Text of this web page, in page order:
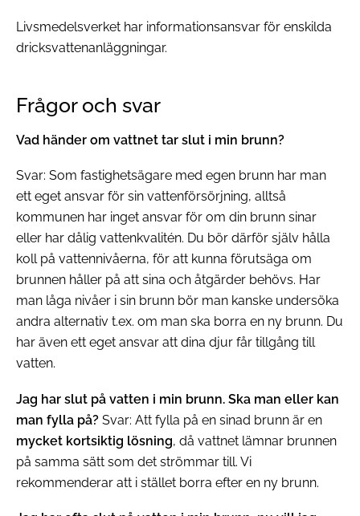
Livsmedelsverket har informationsansvar för enskilda
dricksvattenanläggningar.
Frågor och svar
Vad händer om vattnet tar slut i min brunn?
Svar: Som fastighetsägare med egen brunn har man
ett eget ansvar för sin vattenförsörjning, alltså
kommunen har inget ansvar för om din brunn sinar
eller har dålig vattenkvalitén. Du bör därför själv hålla
koll på vattennivåerna, för att kunna förutsäga om
brunnen håller på att sina och åtgärder behövs. Har
man låga nivåer i sin brunn bör man kanske undersöka
andra alternativ t.ex. om man ska borra en ny brunn. Du
har även ett eget ansvar att dina djur får tillgång till
vatten.
Jag har slut på vatten i min brunn. Ska man eller kan
man fylla på? Svar: Att fylla på en sinad brunn är en
mycket kortsiktig lösning, då vattnet lämnar brunnen
på samma sätt som det strömmar till. Vi
rekommenderar att i stället borra efter en ny brunn.